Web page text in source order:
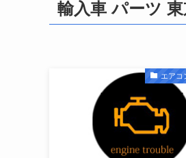
輸入車 パーツ
エアコ